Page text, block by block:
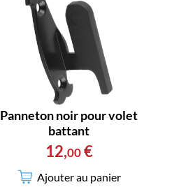
Panneton noir pour volet
battant
12,00 €
Ajouter au panier